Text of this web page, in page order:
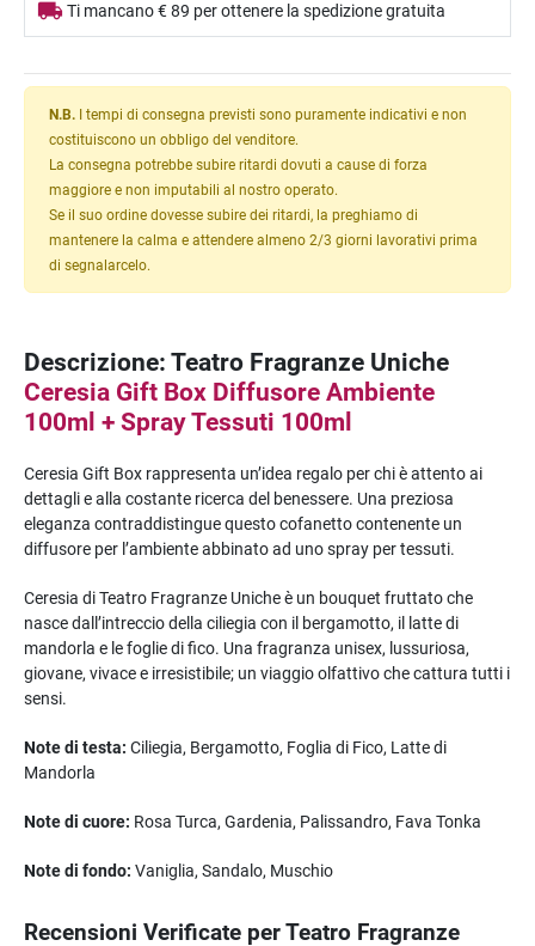
Ti mancano € 89 per ottenere la spedizione gratuita
N.B. I tempi di consegna previsti sono puramente indicativi e non
costituiscono un obbligo del venditore.
La consegna potrebbe subire ritardi dovuti a cause di forza
maggiore e non imputabili al nostro operato.
Se il suo ordine dovesse subire dei ritardi, la preghiamo di
mantenere la calma e attendere almeno 2/3 giorni lavorativi prima
di segnalarcelo.
Descrizione: Teatro Fragranze Uniche
Ceresia Gift Box Diffusore Ambiente
100ml + Spray Tessuti 100ml
Ceresia Gift Box rappresenta un’idea regalo per chi è attento ai
dettagli e alla costante ricerca del benessere. Una preziosa
eleganza contraddistingue questo cofanetto contenente un
diffusore per l’ambiente abbinato ad uno spray per tessuti.
Ceresia di Teatro Fragranze Uniche è un bouquet fruttato che
nasce dall’intreccio della ciliegia con il bergamotto, il latte di
mandorla e le foglie di fico. Una fragranza unisex, lussuriosa,
giovane, vivace e irresistibile; un viaggio olfattivo che cattura tutti i
sensi.
Note di testa: Ciliegia, Bergamotto, Foglia di Fico, Latte di
Mandorla
Note di cuore: Rosa Turca, Gardenia, Palissandro, Fava Tonka
Note di fondo: Vaniglia, Sandalo, Muschio
Recensioni Verificate per Teatro Fragranze